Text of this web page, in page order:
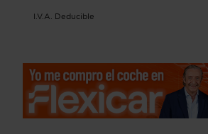
I.V.A. Deducible